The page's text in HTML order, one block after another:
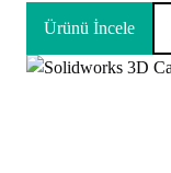
Ürünü İncele